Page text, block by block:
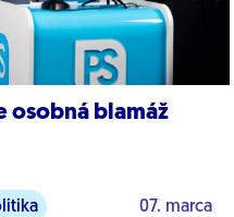
osobná blamáž
07. marca